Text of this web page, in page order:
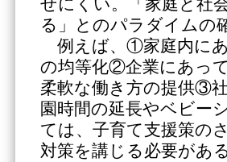
る」とのパラダイムの
例えば、①家庭内にあ
の均等化②企業にあっ
柔軟な働き方の提供③
園時間の延長やベビー
ては、子育て支援策
対策を講じる必要がある